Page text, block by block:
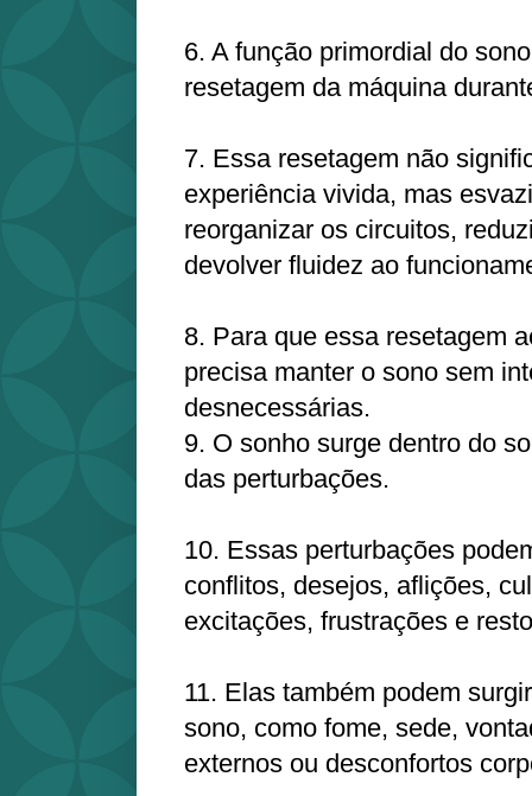
6. A função primordial do
resetagem da máquina
7. Essa resetagem não
experiência vivida, mas
reorganizar os circuitos,
devolver fluidez ao
8. Para que essa resetagem
precisa manter o sono sem
desnecessárias.
9. O sonho surge dentro do
das perturbações.
10. Essas perturbações
conflitos, desejos, aflições,
excitações, frustrações e
11. Elas também podem
sono, como fome, sede,
externos ou desconfortos